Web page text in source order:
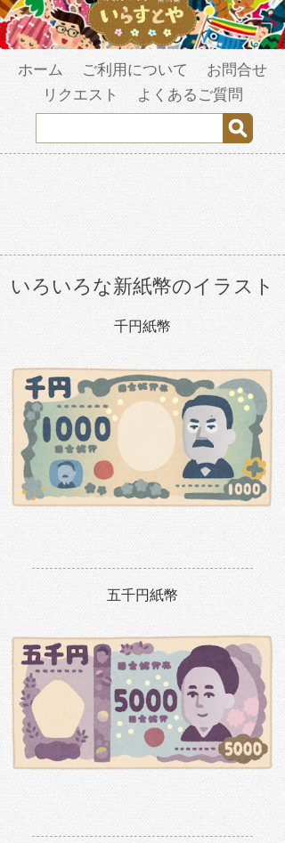
ホーム ご利用について
お問合せ
リクエスト
よくあるご質問
いろいろな新紙幣のイラスト
千円紙幣
五千円紙幣